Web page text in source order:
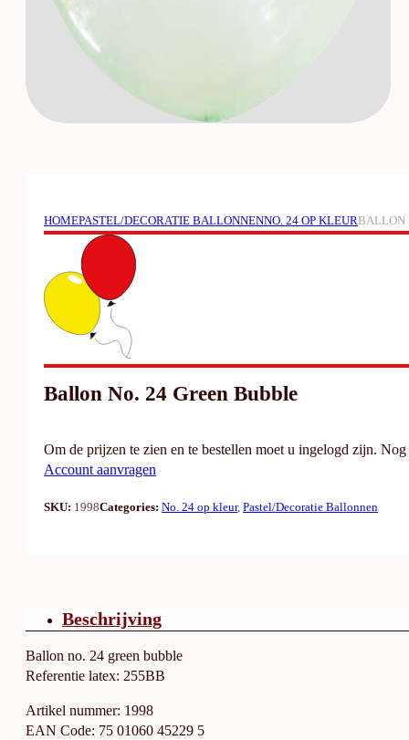
HOMEPASTEL/DECORATIE BALLONNENNO. 24 OP KLEURBALLON
Ballon No. 24 Green Bubble
Om de prijzen te zien en te bestellen moet u ingelogd zijn. Nog
Account aanvragen
SKU: 1998Categories: No. 24 op kleur, Pastel/Decoratie Ballonnen
Beschrijving
Ballon no. 24 green bubble
Referentie latex: 255BB
Artikel nummer: 1998
EAN Code: 75 01060 45229 5